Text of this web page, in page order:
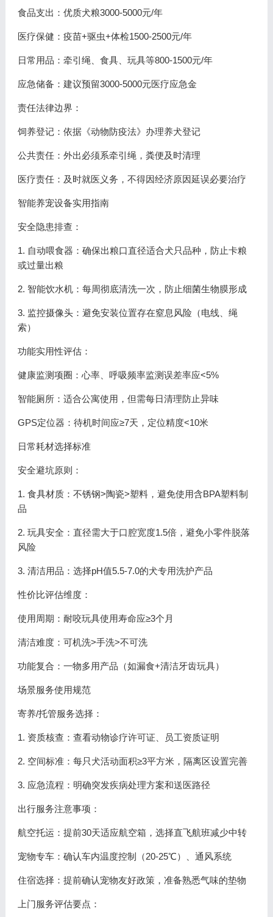
食品支出：优质犬粮3000-5000元/年
医疗保健：疫苗+驱虫+体检1500-2500元/年
日常用品：牵引绳、食具、玩具等800-1500元/年
应急储备：建议预留3000-5000元医疗应急金
责任法律边界：
饲养登记：依据《动物防疫法》办理养犬登记
公共责任：外出必须系牵引绳，粪便及时清理
医疗责任：及时就医义务，不得因经济原因延误必要治疗
智能养宠设备实用指南
安全隐患排查：
1. 自动喂食器：确保出粮口直径适合犬只品种，防止卡粮
或过量出粮
2. 智能饮水机：每周彻底清洗一次，防止细菌生物膜形成
3. 监控摄像头：避免安装位置存在窒息风险（电线、绳
索）
功能实用性评估：
健康监测项圈：心率、呼吸频率监测误差率应<5%
智能厕所：适合公寓使用，但需每日清理防止异味
GPS定位器：待机时间应≥7天，定位精度<10米
日常耗材选择标准
安全避坑原则：
1. 食具材质：不锈钢>陶瓷>塑料，避免使用含BPA塑料制
品
2. 玩具安全：直径需大于口腔宽度1.5倍，避免小零件脱落
风险
3. 清洁用品：选择pH值5.5-7.0的犬专用洗护产品
性价比评估维度：
使用周期：耐咬玩具使用寿命应≥3个月
清洁难度：可机洗>手洗>不可洗
功能复合：一物多用产品（如漏食+清洁牙齿玩具）
场景服务使用规范
寄养/托管服务选择：
1. 资质核查：查看动物诊疗许可证、员工资质证明
2. 空间标准：每只犬活动面积≥3平方米，隔离区设置完善
3. 应急流程：明确突发疾病处理方案和送医路径
出行服务注意事项：
航空托运：提前30天适应航空箱，选择直飞航班减少中转
宠物专车：确认车内温度控制（20-25℃）、通风系统
住宿选择：提前确认宠物友好政策，准备熟悉气味的垫物
上门服务评估要点：